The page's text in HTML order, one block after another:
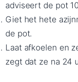
adviseert de pot
Giet het hete
de pot.
Laat afkoelen en
zegt dat ze na 24